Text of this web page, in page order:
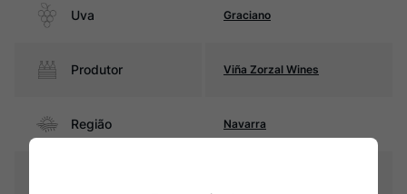
Uva Graciano
Produtor Viña Zorzal Wines
Região Navarra